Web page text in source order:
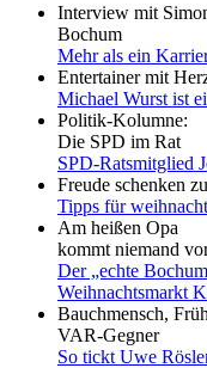
Interview mit
Bochum
Mehr als ein
Entertainer mit
Michael Wurst ist
Politik-Kolumne:
Die SPD im Rat
SPD-Ratsmitglied
Freude schenken
Tipps für
Am heißen Opa
kommt niemand
Der „echte
Weihnachtsmarkt
Bauchmensch,
VAR-Gegner
So tickt Uwe